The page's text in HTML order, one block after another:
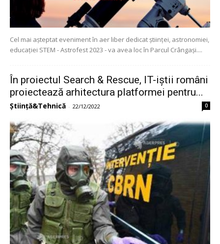
Cel mai așteptat eveniment în aer liber dedicat științei, astronomiei,
educației STEM - Astrofest 2023 - va avea loc în Parcul Crângași....
În proiectul Search & Rescue, IT-iștii români
proiectează arhitectura platformei pentru...
Știință&Tehnică - 22/12/2022 0